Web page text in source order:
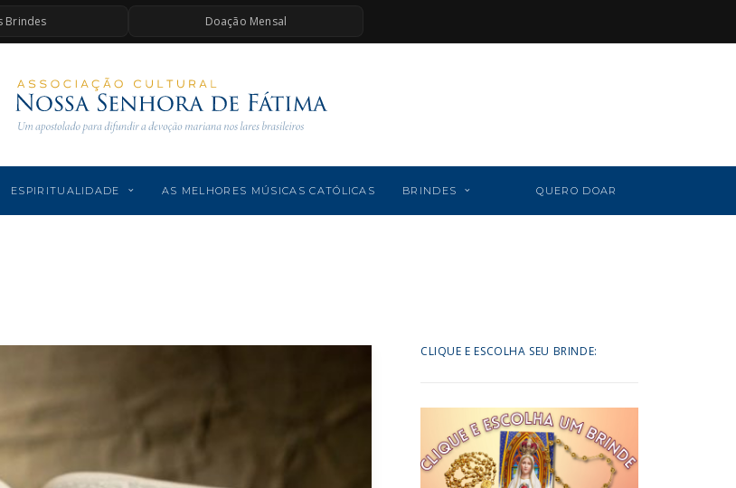
Brindes Doação Mensal
ESPIRITUALIDADE AS MELHORES MÚSICAS CATÓLICAS BRINDES QUERO DOAR
CLIQUE E ESCOLHA SEU BRINDE: